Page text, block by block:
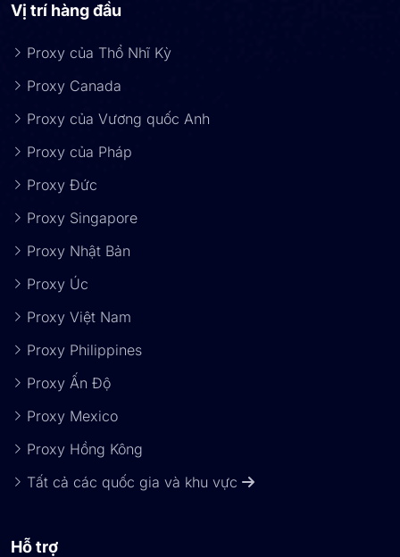
Vị trí hàng đầu
Proxy của Thổ Nhĩ Kỳ
Proxy Canada
Proxy của Vương quốc Anh
Proxy của Pháp
Proxy Đức
Proxy Singapore
Proxy Nhật Bản
Proxy Úc
Proxy Việt Nam
Proxy Philippines
Proxy Ấn Độ
Proxy Mexico
Proxy Hồng Kông
Tất cả các quốc gia và khu vực
Hỗ trợ